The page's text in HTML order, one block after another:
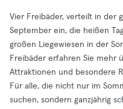
Vier Freibäder, verteilt in der
September ein, die heißen
großen Liegewiesen in der
Freibäder erfahren Sie mehr
Attraktionen und besondere
Für alle, die nicht nur im
suchen, sondern ganzjährig